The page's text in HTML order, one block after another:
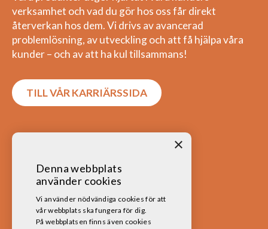
verksamhet och vad du gör hos oss får direkt
återverkan hos dem. Vi drivs av avancerad
problemlösning, av utveckling och att få hjälpa våra
kunder – och av att ha kul tillsammans!
TILL VÅR KARRIÄRSSIDA
×
Denna webbplats
använder cookies
Vi använder nödvändiga cookies för att
vår webbplats ska fungera för dig.
På webbplatsen finns även cookies